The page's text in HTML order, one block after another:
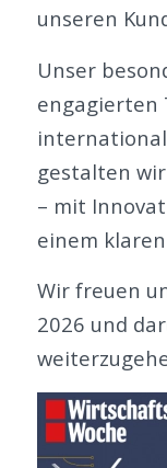
unseren
Unser
engagierten
gestalten
– mit
einem
Wir freuen
2026 und